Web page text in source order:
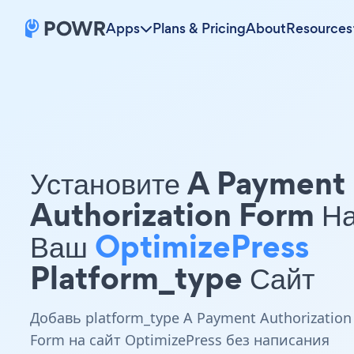
Apps Plans & PricingAboutResources
Установите A Payment
Authorization Form
Ваш OptimizePress
Platform_type Сайт
Добавь platform_type A Payment Authorization
Form на сайт OptimizePress без написания